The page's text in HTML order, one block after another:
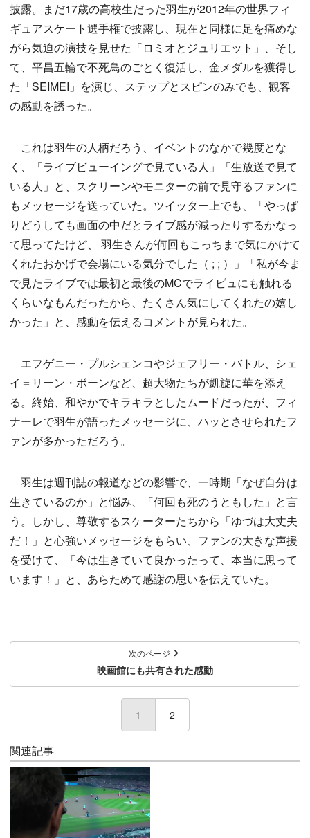
披露。まだ17歳の高校生だった羽生が2012年の世界フィ
ギュアスケート選手権で披露し、現在と同様に足を痛めな
がら気迫の演技を見せた「ロミオとジュリエット」、そし
て、平昌五輪で不死鳥のごとく復活し、金メダルを獲得し
た「SEIMEI」を演じ、ステップとスピンのみでも、観客
の感動を誘った。
これは羽生の人柄だろう、イベントのなかで幾度とな
く、「ライブビューイングで見ている人」「生放送で見て
いる人」と、スクリーンやモニターの前で見守るファンに
もメッセージを送っていた。ツイッター上でも、「やっぱ
りどうしても画面の中だとライブ感が減ったりするかなっ
て思ってたけど、 羽生さんが何回もこっちまで気にかけて
くれたおかげで会場にいる気分でした（ ; ; ）」「私が今ま
で見たライブでは最初と最後のMCでライビュにも触れる
くらいなもんだったから、たくさん気にしてくれたの嬉し
かった」と、感動を伝えるコメントが見られた。
エフゲニー・プルシェンコやジェフリー・バトル、シェ
イ＝リーン・ボーンなど、超大物たちが凱旋に華を添え
る。終始、和やかでキラキラとしたムードだったが、フィ
ナーレで羽生が語ったメッセージに、ハッとさせられたフ
ァンが多かっただろう。
羽生は週刊誌の報道などの影響で、一時期「なぜ自分は
生きているのか」と悩み、「何回も死のうともした」と言
う。しかし、尊敬するスケーターたちから「ゆづは大丈夫
だ！」と心強いメッセージをもらい、ファンの大きな声援
を受けて、「今は生きていて良かったって、本当に思って
います！」と、あらためて感謝の思いを伝えていた。
次のページ
映画館にも共有された感動
1 (current)
2
関連記事